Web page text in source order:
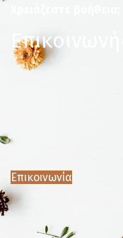
Επικοινωνία